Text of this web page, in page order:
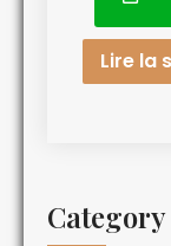
Lire la
Category